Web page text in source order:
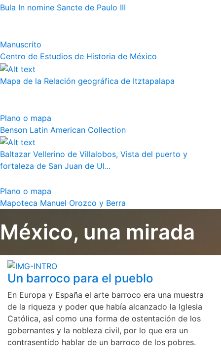
Bula In nomine Sancte de Paulo III
Manuscrito
Centro de Estudios de Historia de México
Mapa de la Relación geográfica de Itztapalapa
Plano o mapa
Benson Latin American Collection
Baltazar Vellerino de Villalobos, Vista del puerto y
fortaleza de San Juan de Ul...
Plano o mapa
Mapoteca Manuel Orozco y Berra
México, una mirada
Un barroco para el pueblo
En Europa y España el arte barroco era una muestra
de la riqueza y poder que había alcanzado la Iglesia
Católica, así como una forma de ostentación de los
gobernantes y la nobleza civil, por lo que era un
contrasentido hablar de un barroco de los pobres.